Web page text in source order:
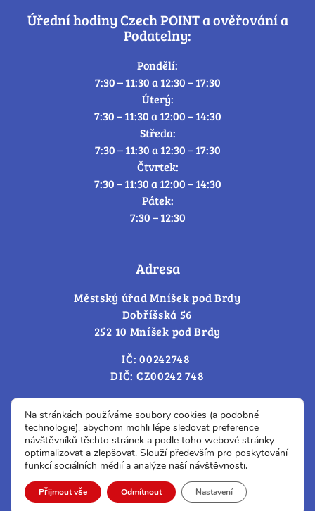
Úřední hodiny Czech POINT a ověřování a
Podatelny:
Pondělí:
7:30 – 11:30 a 12:30 – 17:30
Úterý:
7:30 – 11:30 a 12:00 – 14:30
Středa:
7:30 – 11:30 a 12:30 – 17:30
Čtvrtek:
7:30 – 11:30 a 12:00 – 14:30
Pátek:
7:30 – 12:30
Adresa
Městský úřad Mníšek pod Brdy
Dobříšská 56
252 10 Mníšek pod Brdy
IČ: 00242748
DIČ: CZ00242 748
Cookies – změna souhlasu
Prohlášení o přístupnosti
© Všechna práva vyhrazena.
Na stránkách používáme soubory cookies (a podobné
technologie), abychom mohli lépe sledovat preference
návštěvníků těchto stránek a podle toho webové stránky
optimalizovat a zlepšovat. Slouží především pro poskytování
funkcí sociálních médií a analýze naší návštěvnosti.
Přijmout vše Odmítnout Nastavení